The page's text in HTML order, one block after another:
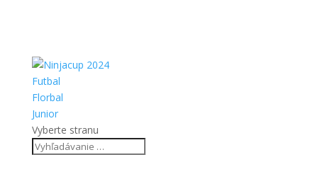
Futbal
Florbal
Junior
Vyberte stranu